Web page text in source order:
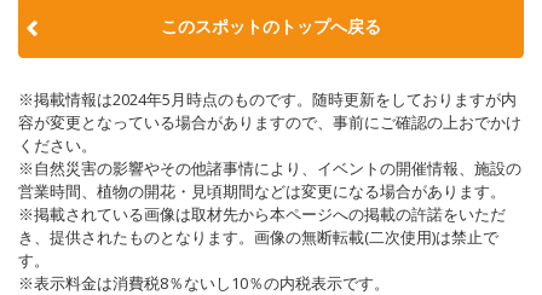
このスポットのトップへ戻る
※掲載情報は2024年5月時点のものです。随時更新をしておりますが内
容が変更となっている場合がありますので、事前にご確認の上おでかけ
ください。
※自然災害の影響やその他諸事情により、イベントの開催情報、施設の
営業時間、植物の開花・見頃期間などは変更になる場合があります。
※掲載されている画像は取材先から本ページへの掲載の許諾をいただ
き、提供されたものとなります。画像の無断転載(二次使用)は禁止で
す。
※表示料金は消費税8％ないし10％の内税表示です。